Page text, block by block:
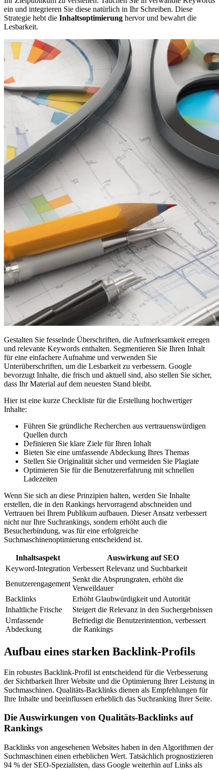
ein und integrieren Sie diese natürlich in Ihr Schreiben. Diese
Strategie hebt die Inhaltsoptimierung hervor und bewahrt die
Lesbarkeit.
Gestalten Sie fesselnde Überschriften, die Aufmerksamkeit erregen
und relevante Keywords enthalten. Segmentieren Sie Ihren Inhalt
für eine einfachere Aufnahme und verwenden Sie
Unterüberschriften, um die Lesbarkeit zu verbessern. Google
bevorzugt Inhalte, die frisch und aktuell sind, also stellen Sie sicher,
dass Ihr Material auf dem neuesten Stand bleibt.
Hier ist eine kurze Checkliste für die Erstellung hochwertiger
Inhalte:
Führen Sie gründliche Recherchen aus vertrauenswürdigen
Quellen durch
Definieren Sie klare Ziele für Ihren Inhalt
Bieten Sie eine umfassende Abdeckung Ihres Themas
Stellen Sie Originalität sicher und vermeiden Sie Plagiate
Optimieren Sie für die Benutzererfahrung mit schnellen
Ladezeiten
Wenn Sie sich an diese Prinzipien halten, werden Sie Inhalte
erstellen, die in den Rankings hervorragend abschneiden und
Vertrauen bei Ihrem Publikum aufbauen. Dieser Ansatz verbessert
nicht nur Ihre Suchrankings, sondern erhöht auch die
Besucherbindung, was für eine erfolgreiche
Suchmaschinenoptimierung entscheidend ist.
Inhaltsaspekt
Auswirkung auf SEO
Keyword-Integration Verbessert Relevanz und Suchbarkeit
Benutzerengagement
Senkt die Absprungraten, erhöht die
Verweildauer
Backlinks
Erhöht Glaubwürdigkeit und Autorität
Inhaltliche Frische
Steigert die Relevanz in den Suchergebnissen
Umfassende
Abdeckung
Befriedigt die Benutzerintention, verbessert
die Rankings
Aufbau eines starken Backlink-Profils
Ein robustes Backlink-Profil ist entscheidend für die Verbesserung
der Sichtbarkeit Ihrer Website und die Optimierung Ihrer Leistung in
Suchmaschinen. Qualitäts-Backlinks dienen als Empfehlungen für
Ihre Inhalte und beeinflussen erheblich das Suchranking Ihrer Seite.
Die Auswirkungen von Qualitäts-Backlinks auf
Rankings
Backlinks von angesehenen Websites haben in den Algorithmen der
Suchmaschinen einen erheblichen Wert. Tatsächlich prognostizieren
94 % der SEO-Spezialisten, dass Google weiterhin auf Links als